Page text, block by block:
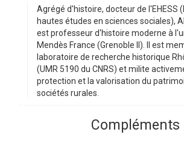
Agrégé d'histoire, docteur de l'EHESS
hautes études en sciences sociales),
est professeur d'histoire moderne à
Mendès France (Grenoble II). Il est
laboratoire de recherche historique
(UMR 5190 du CNRS) et milite
protection et la valorisation du
sociétés rurales.
Compléments